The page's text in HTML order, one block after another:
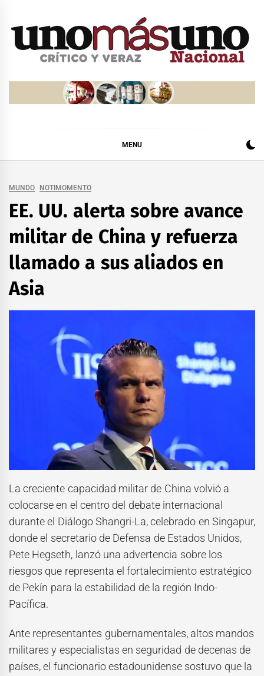
MENU
MUNDO NOTIMOMENTO
EE. UU. alerta sobre avance
militar de China y refuerza
llamado a sus aliados en
Asia
La creciente capacidad militar de China volvió a
colocarse en el centro del debate internacional
durante el Diálogo Shangri-La, celebrado en Singapur,
donde el secretario de Defensa de Estados Unidos,
Pete Hegseth, lanzó una advertencia sobre los
riesgos que representa el fortalecimiento estratégico
de Pekín para la estabilidad de la región Indo-
Pacífica.
Ante representantes gubernamentales, altos mandos
militares y especialistas en seguridad de decenas de
países, el funcionario estadounidense sostuvo que la